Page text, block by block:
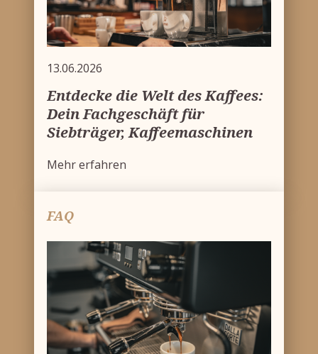
13.06.2026
Entdecke die Welt des Kaffees:
Dein Fachgeschäft für
Siebträger, Kaffeemaschinen
Mehr erfahren
FAQ